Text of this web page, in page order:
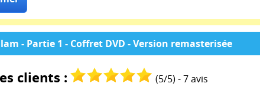
- Partie 1 - Coffret DVD - Version remasterisée
clients : (5/5) -7avis